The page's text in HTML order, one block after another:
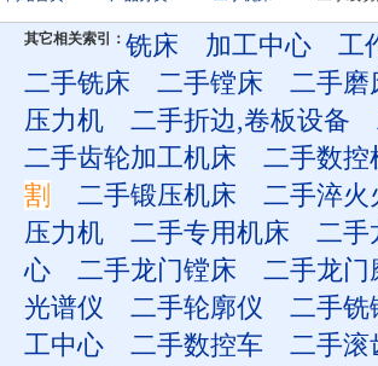
其它相关索引： 铣床 加工中心 工
二手铣床
二手镗床 二手磨
压力机
二手折边,卷板设备
二手齿轮加工机床
二手数控
割
二手锻压机床 二手淬火
压力机
二手专用机床 二手
心
二手龙门镗床 二手龙门
光谱仪
二手轮廓仪 二手铣
工中心
二手数控车 二手滚